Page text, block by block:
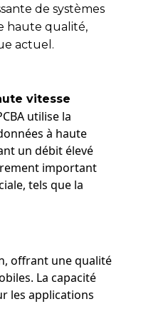
de systèmes
haute qualité,
actuel.
vitesse
utilise la
à haute
un débit élevé
important
tels que la
offrant une qualité
La capacité
les applications